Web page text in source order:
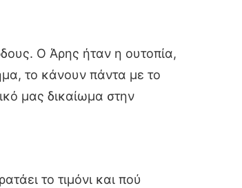
Ο Άρης ήταν η ουτοπία,
το κάνουν πάντα με το
μας δικαίωμα στην
το τιμόνι και πού